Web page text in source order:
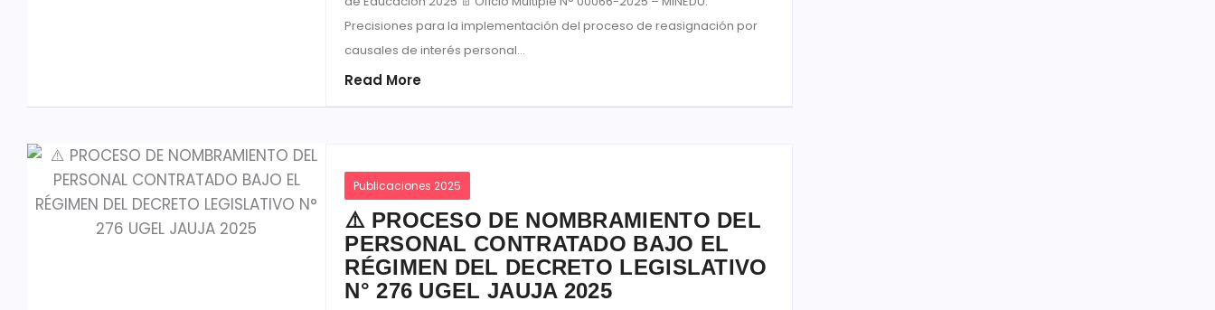
Precisiones para la implementación del proceso de reasignación por
causales de interés personal...
Read More
Publicaciones 2025
⚠️ PROCESO DE NOMBRAMIENTO DEL
PERSONAL CONTRATADO BAJO EL
RÉGIMEN DEL DECRETO LEGISLATIVO
N° 276 UGEL JAUJA 2025